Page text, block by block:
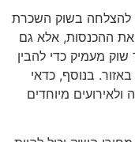
להצלחה בשוק השכרת
את ההכנסות, אלא גם
מעמיק כדי להבין
בנוסף, כדאי
מיוחדים